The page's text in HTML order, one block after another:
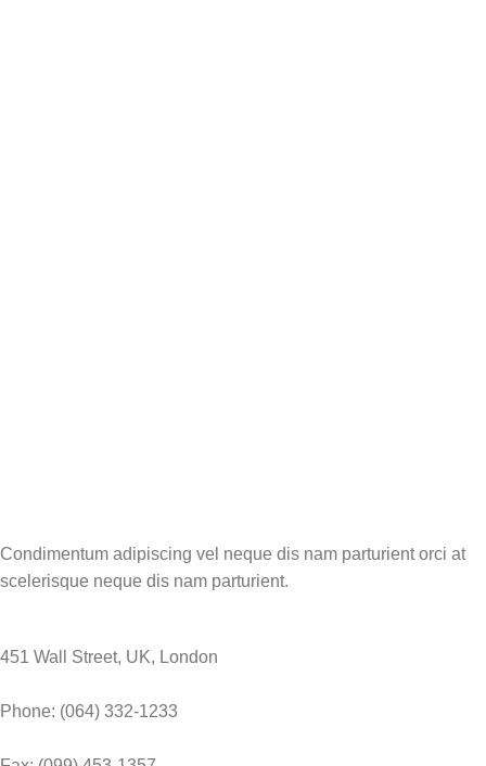
Condimentum adipiscing vel neque dis nam parturient orci at
scelerisque neque dis nam parturient.
451 Wall Street, UK, London
Phone: (064) 332-1233